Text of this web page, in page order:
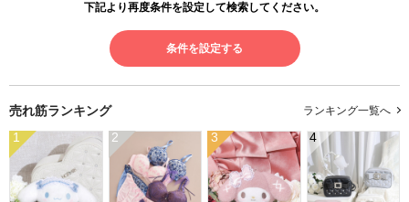
下記より再度条件を設定して検索してください。
条件を設定する
売れ筋ランキング ランキング一覧へ
1 2 3 4